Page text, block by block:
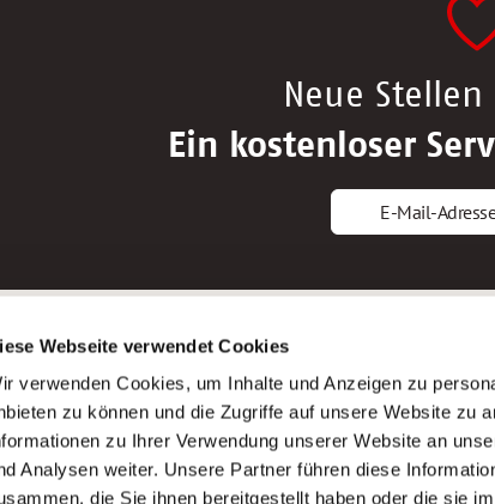
Webseite verwendet Cookies
verwenden Cookies, um Inhalte und Anzeigen zu
zu können und die Zugriffe auf unsere Website zu
zu Ihrer Verwendung unserer Website an
Analysen weiter. Unsere Partner führen diese
die Sie ihnen bereitgestellt haben oder die sie
Neue
Ein kostenloser
E-Mail-
Bewerbungstipps
Bewerbung als Altenpfleger*in
Bewerbung als Krankenpfleger*in
Bewerbung als Altenpflegehelfer*in
Bewerbung als Erzieher*in